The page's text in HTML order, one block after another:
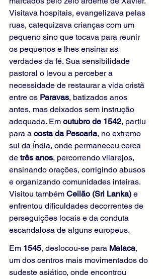
Visitava hospitais, evangelizava pelas
ruas, catequizava crianças com um
pequeno sino que tocava para reunir
os pequenos e lhes ensinar as
verdades da fé. Sua sensibilidade
pastoral o levou a perceber a
necessidade de restaurar a vida cristã
entre os Paravas, batizados anos
antes, mas deixados sem instrução
adequada. Em outubro de 1542, partiu
para a costa da Pescaria, no extremo
sul da Índia, onde permaneceu cerca
de três anos, percorrendo vilarejos,
ensinando orações, corrigindo abusos
e organizando comunidades inteiras.
Visitou também Ceilão (Sri Lanka) e
enfrentou dificuldades decorrentes de
perseguições locais e da conduta
escandalosa de alguns europeus.
Em 1545, deslocou-se para Malaca,
um dos centros mais movimentados do
sudeste asiático, onde encontrou